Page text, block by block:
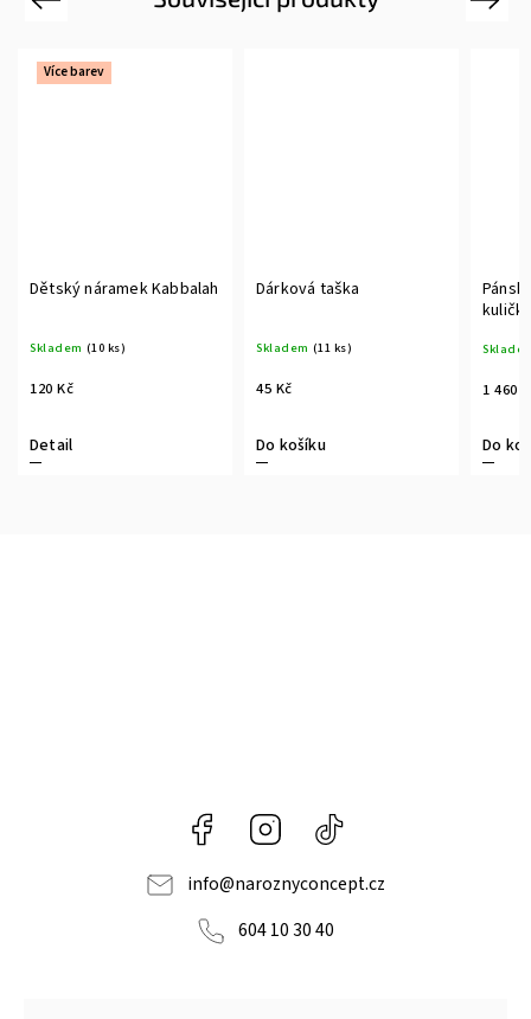
Více barev
Dětský náramek Kabbalah
Skladem (10 ks)
120 Kč
Detail
Dárková taška
Skladem (11 ks)
45 Kč
Do košíku
1 460
Do
Facebook Instagram
info@naroznyconcept.cz
604 10 30 40